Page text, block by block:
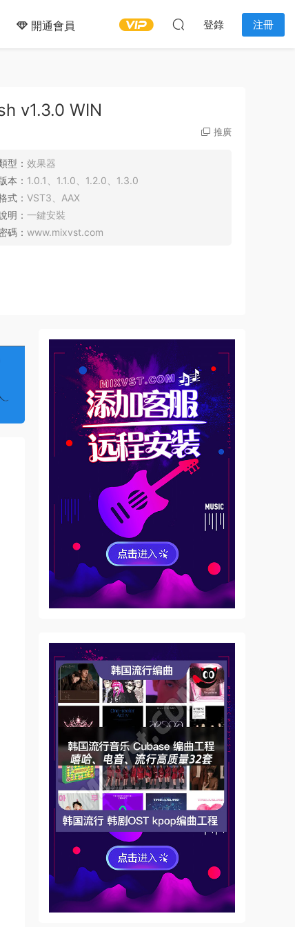
開通會員 登錄 注冊
v1.3.0 WIN
推廣
型： 效果器
本： 1.0.1、1.1.0、1.2.0、1.3.0
式： VST3、AAX
明： 一鍵安裝
碼： www.mixvst.com